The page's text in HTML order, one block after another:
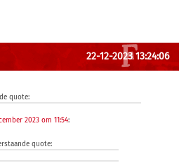
22-12-2023 13:24:06
quote:
2023 om 11:54:
quote: